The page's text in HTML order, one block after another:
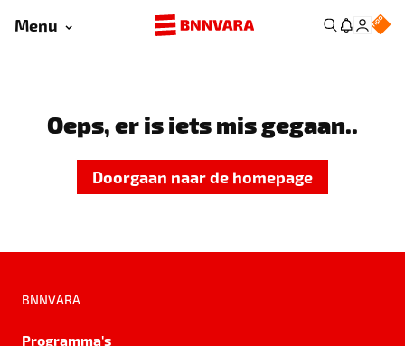
Menu
Oeps, er is iets mis gegaan..
Doorgaan naar de homepage
BNNVARA
Programma's